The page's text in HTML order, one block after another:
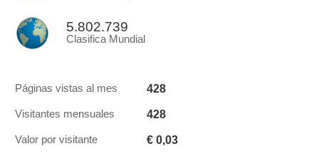
5.802.739
Clasifica Mundial
Páginas vistas al mes 428
Visitantes mensuales 428
Valor por visitante € 0,03